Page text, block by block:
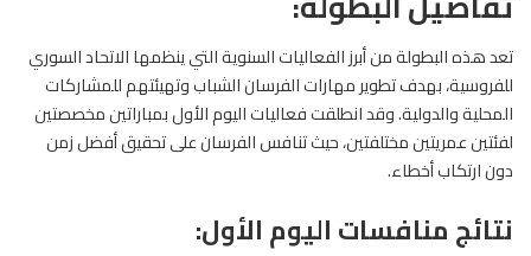
تعد هذه البطولة من أبرز الفعاليات السنوية التي ينظمها الاتحاد السوري
للفروسية، بهدف تطوير مهارات الفرسان الشباب وتهيئتهم للمشاركات
المحلية والدولية. وقد انطلقت فعاليات اليوم الأول بمباراتين مخصصتين
لفئتين عمريتين مختلفتين، حيث تنافس الفرسان على تحقيق أفضل زمن
دون ارتكاب أخطاء.
نتائج منافسات اليوم الأول: